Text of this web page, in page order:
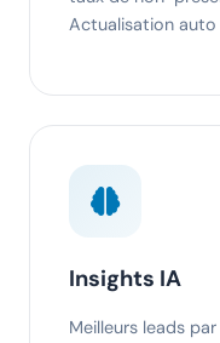
Actualisation
Insights IA
Meilleurs leads